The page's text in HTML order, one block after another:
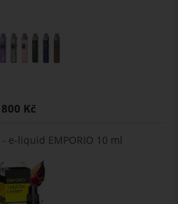
800 Kč
- e-liquid EMPORIO 10 ml